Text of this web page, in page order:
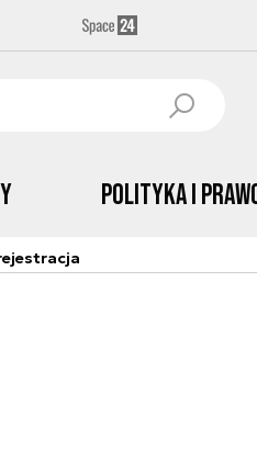
Polityka i